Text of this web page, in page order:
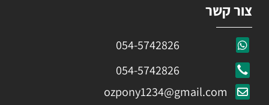
צור קשר
054-5742826
054-5742826
ozpony1234@gmail.com